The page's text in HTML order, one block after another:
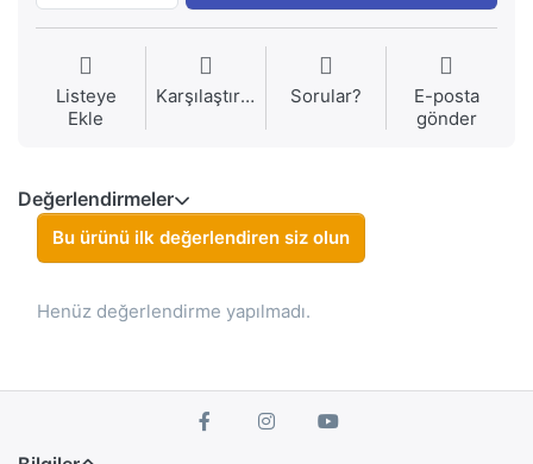
Listeye
Ekle
Karşılaştırma Sorular?
E-posta
gönder
Değerlendirmeler
Bu ürünü ilk değerlendiren siz olun
Henüz değerlendirme yapılmadı.